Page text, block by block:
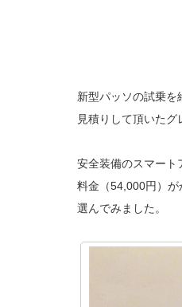
新型パッソの試乗を
見積りして頂いたグ
安全装備のスマート
料金（54,000円）
選んでみました。